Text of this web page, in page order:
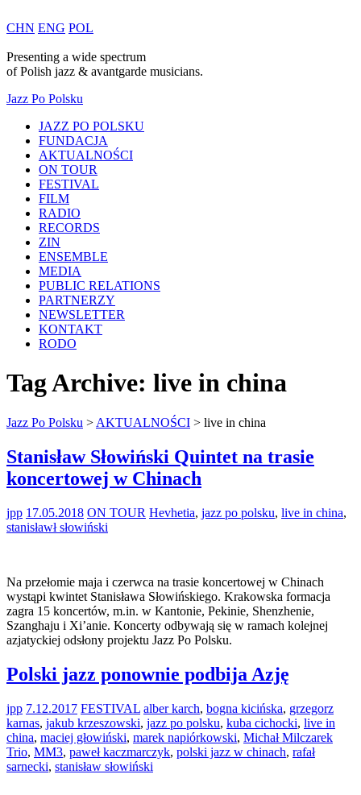
CHN ENG POL
Presenting a wide spectrum
ofPolish jazz & avantgarde musicians.
Jazz Po Polsku
JAZZ PO POLSKU
FUNDACJA
AKTUALNOŚCI
ON TOUR
FESTIVAL
FILM
RADIO
RECORDS
ZIN
ENSEMBLE
MEDIA
PUBLIC RELATIONS
PARTNERZY
NEWSLETTER
KONTAKT
RODO
Tag Archive: live in china
Jazz Po Polsku > AKTUALNOŚCI > live in china
Stanisław Słowiński Quintet na trasie
koncertowej w Chinach
jpp 17.05.2018 ON TOUR Hevhetia, jazz po polsku, live in china,
stanisławł słowiński
Na przełomie maja i czerwca na trasie koncertowej w Chinach
wystąpi kwintet Stanisława Słowińskiego. Krakowska formacja
zagra 15 koncertów, m.in. w Kantonie, Pekinie, Shenzhenie,
Szanghaju i Xi’anie. Koncerty odbywają się w ramach kolejnej
azjatyckiej odsłony projektu Jazz Po Polsku.
Polski jazz ponownie podbija Azję
jpp 7.12.2017 FESTIVAL alber karch, bogna kicińska, grzegorz
karnas, jakub krzeszowski, jazz po polsku, kuba cichocki, live in
china, maciej głowiński, marek napiórkowski, Michał Milczarek
Trio, MM3, paweł kaczmarczyk, polski jazz w chinach, rafał
sarnecki, stanisław słowiński